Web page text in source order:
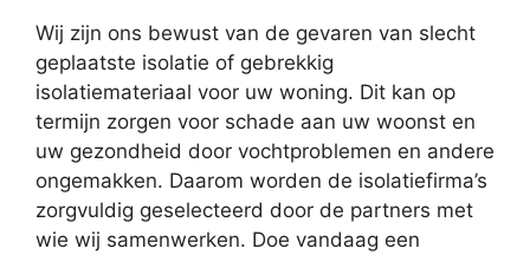
Wij zijn ons bewust van de gevaren van slecht
geplaatste isolatie of gebrekkig
isolatiemateriaal voor uw woning. Dit kan op
termijn zorgen voor schade aan uw woonst en
uw gezondheid door vochtproblemen en andere
ongemakken. Daarom worden de isolatiefirma’s
zorgvuldig geselecteerd door de partners met
wie wij samenwerken. Doe vandaag een